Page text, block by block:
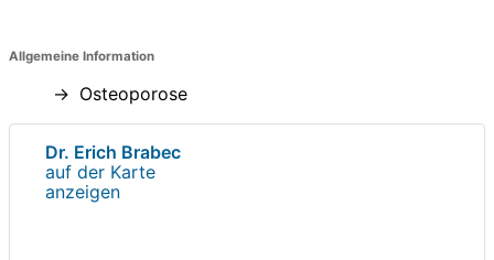
Allgemeine Information
Osteoporose
Dr. Erich Brabec
auf der Karte
anzeigen